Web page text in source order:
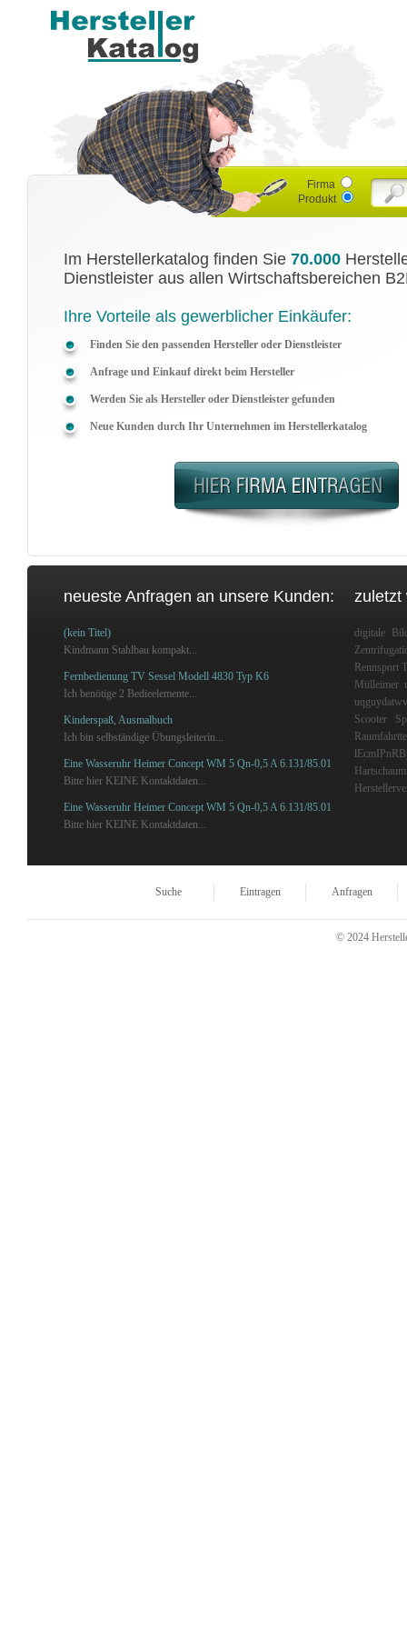
Firma
Produkt
Im Herstellerkatalog finden Sie 70.000
Dienstleister aus allen Wirtschaftsbereichen
Ihre Vorteile als gewerblicher Einkäufer:
Finden Sie den passenden Hersteller oder Dienstleister
Anfrage und Einkauf direkt beim Hersteller
Werden Sie als Hersteller oder Dienstleister gefunden
Neue Kunden durch Ihr Unternehmen im Herstellerkatalog
neueste Anfragen an unsere Kunden:
(kein Titel)
Kindmann Stahlbau kompakt...
Fernbedienung TV Sessel Modell 4830 Typ K6
Ich benötige 2 Bedieelemente...
Kinderspaß, Ausmalbuch
Ich bin selbständige Übungsleiterin...
Eine Wasseruhr Heimer Concept WM 5 Qn-0,5 A 6.131/85.01
Bitte hier KEINE Kontaktdaten...
Eine Wasseruhr Heimer Concept WM 5 Qn-0,5 A 6.131/85.01
Bitte hier KEINE Kontaktdaten...
zuletzt
digitale
Rennsport
Mülleimer
uqguydatwv
Scooter
Suche Eintragen Anfragen
© 2024